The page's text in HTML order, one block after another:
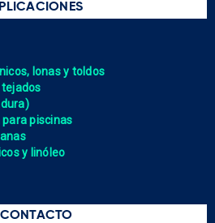
lonas y toldos
piscinas
y linóleo
CONTACTO